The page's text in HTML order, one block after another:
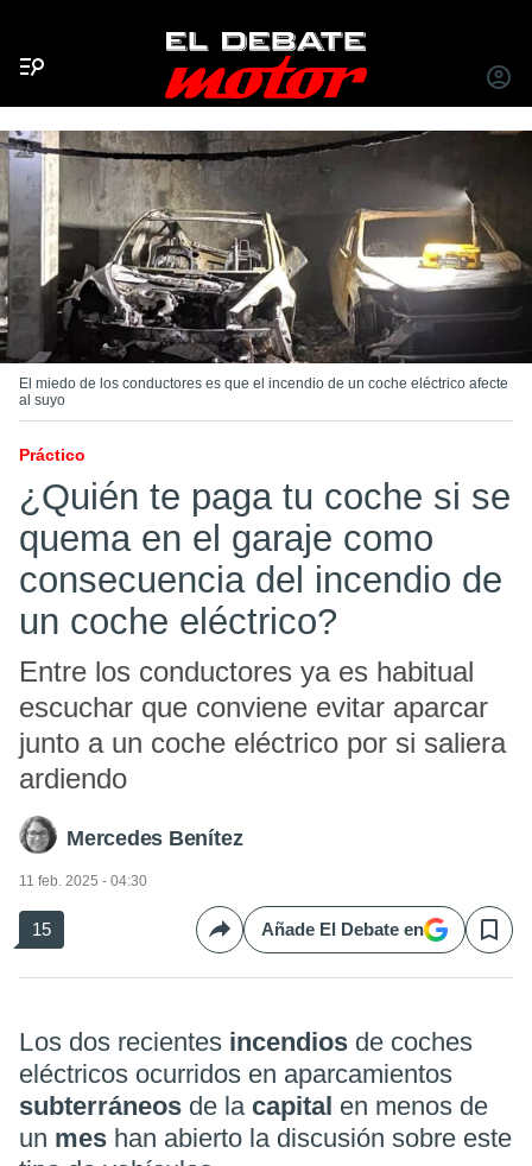
INICIAR
El miedo de los conductores es que el incendio de un coche eléctrico afecte
al suyo
Práctico
¿Quién te paga tu coche si se
quema en el garaje como
consecuencia del incendio de
un coche eléctrico?
Entre los conductores ya es habitual
escuchar que conviene evitar aparcar
junto a un coche eléctrico por si saliera
ardiendo
Mercedes Benítez
11 feb. 2025 - 04:30
15 CompartirAñade El Debate en Save
Los dos recientes incendios de coches
eléctricos ocurridos en aparcamientos
subterráneos de lacapital en menos de
un mes han abierto la discusión sobre este